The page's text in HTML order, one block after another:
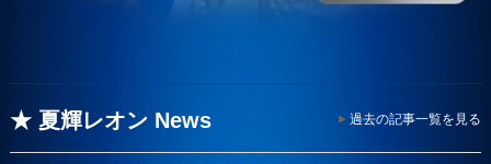
★ 夏輝レオン News 過去の記事一覧を見る